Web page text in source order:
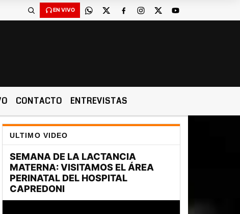
EN VIVO
CONTACTO ENTREVISTAS
ULTIMO VIDEO